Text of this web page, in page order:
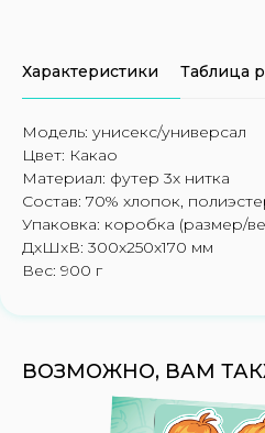
Характеристики Таблица
Модель: унисекс/универсал
Цвет: Какао
Материал: футер 3х нитка
Состав: 70% хлопок,
Упаковка: коробка (размер/
ДxШxВ: 300x250x170 мм
Вес: 900 г
ВОЗМОЖНО, ВАМ